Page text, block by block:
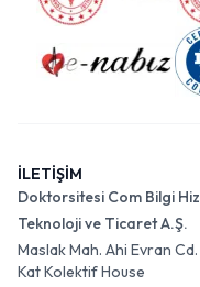
İLETİŞİM
Doktorsitesi Com Bilgi
Teknoloji ve Ticaret A.Ş.
Maslak Mah. Ahi Evran
Kat Kolektif House